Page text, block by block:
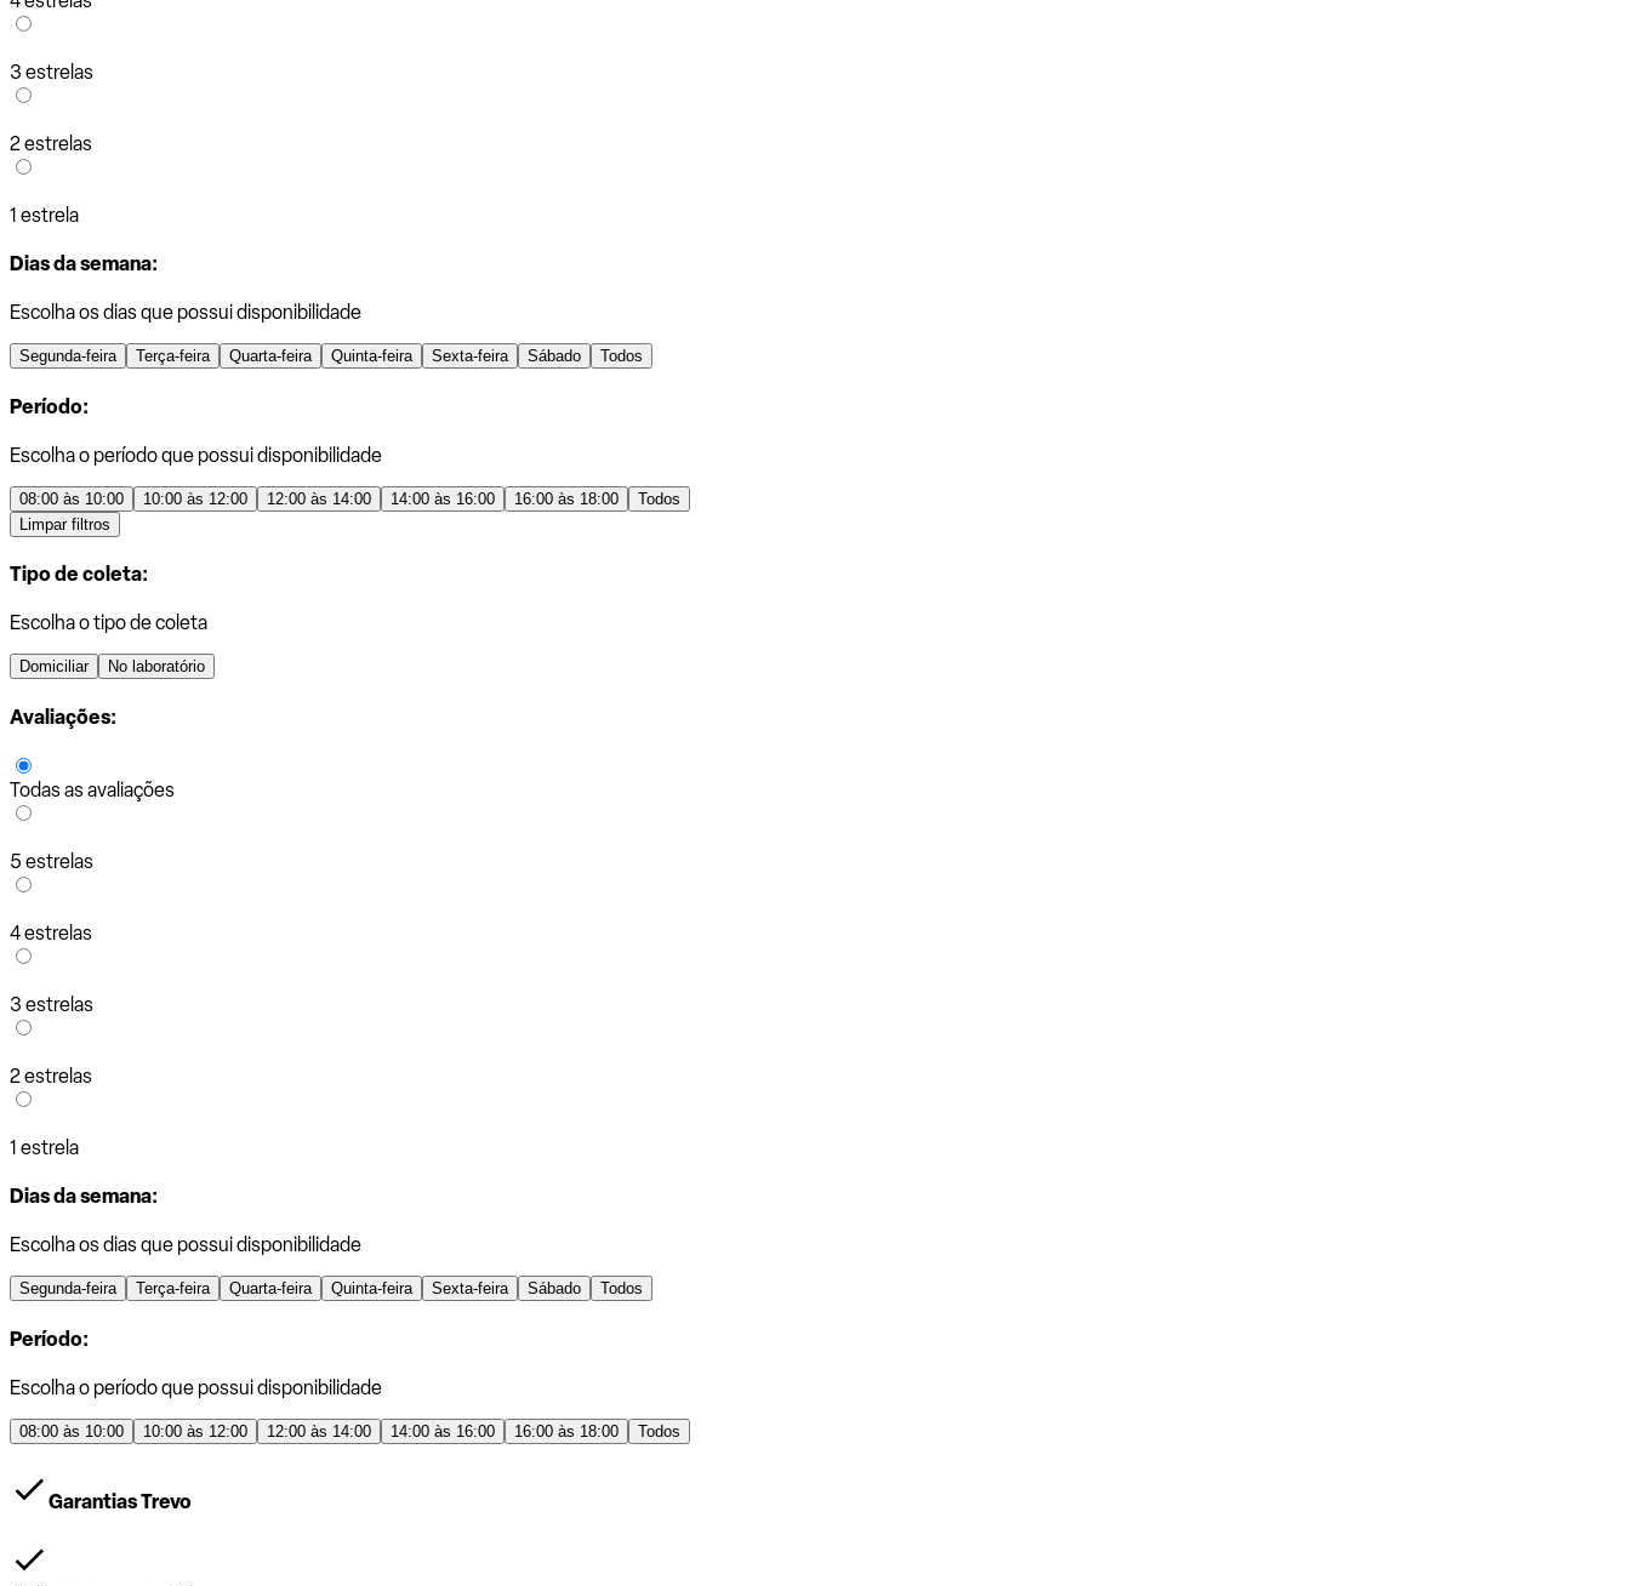
3 estrelas
2 estrelas
1 estrela
Dias da semana:
Escolha os dias que possui disponibilidade
Segunda-feira Terça-feira Quarta-feira Quinta-feira Sexta-feira Sábado Todos
Período:
Escolha o período que possui disponibilidade
08:00 às 10:00 10:00 às 12:00 12:00 às 14:00 14:00 às 16:00 16:00 às 18:00
Todos
Limpar filtros
Tipo de coleta:
Escolha o tipo de coleta
Domiciliar No laboratório
Avaliações:
Todas as avaliações
5 estrelas
4 estrelas
3 estrelas
2 estrelas
1 estrela
Dias da semana:
Escolha os dias que possui disponibilidade
Segunda-feira Terça-feira Quarta-feira Quinta-feira Sexta-feira Sábado Todos
Período:
Escolha o período que possui disponibilidade
08:00 às 10:00 10:00 às 12:00 12:00 às 14:00 14:00 às 16:00 16:00 às 18:00 Todos
Garantias Trevo